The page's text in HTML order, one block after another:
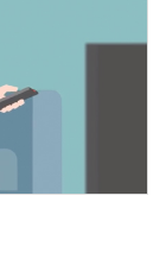
de la